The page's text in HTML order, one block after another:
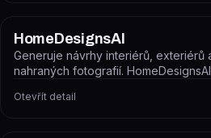
HomeDesignsAI
Generuje návrhy interiérů, exteriérů
nahraných fotografií. HomeDesignsAI
Otevřít detail